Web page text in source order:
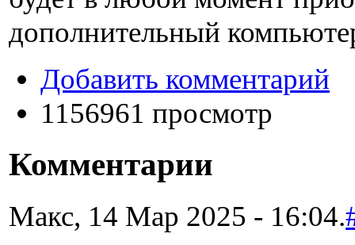
дополнительный
Добавить комментарий
1156961 просмотр
Комментарии
Макс, 14 Мар 2025 - 16:04.